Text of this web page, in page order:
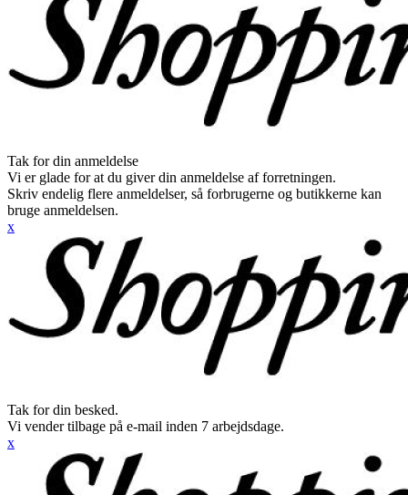
Tak for din anmeldelse
Vi er glade for at du giver din anmeldelse af forretningen.
Skriv endelig flere anmeldelser, så forbrugerne og butikkerne kan
bruge anmeldelsen.
x
Tak for din besked.
Vi vender tilbage på e-mail inden 7 arbejdsdage.
x